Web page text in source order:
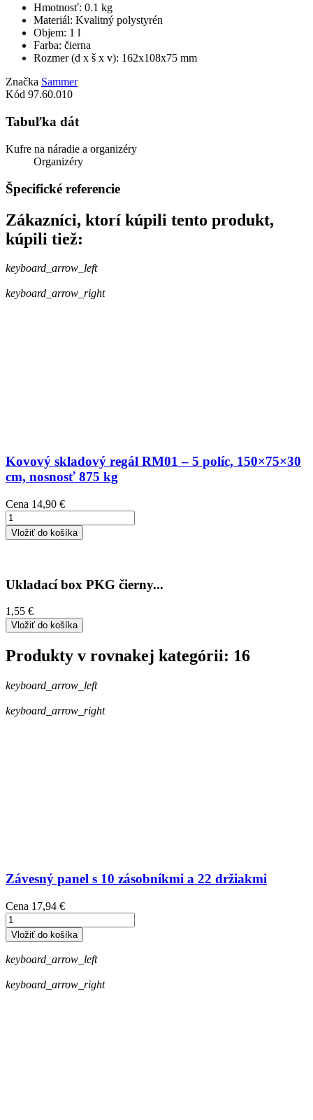
Hmotnosť: 0.1 kg
Materiál: Kvalitný polystyrén
Objem: 1 l
Farba: čierna
Rozmer (d x š x v): 162x108x75 mm
Značka Sammer
Kód 97.60.010
Tabuľka dát
Kufre na náradie a organizéry
Organizéry
Špecifické referencie
Zákazníci, ktorí kúpili tento produkt,
kúpili tiež:
keyboard_arrow_left
keyboard_arrow_right
Kovový skladový regál RM01 – 5 políc, 150×75×30
cm, nosnosť 875 kg
Cena 14,90 €
Vložiť do košíka
Ukladací box PKG čierny...
1,55 €
Vložiť do košíka
Produkty v rovnakej kategórii: 16
keyboard_arrow_left
keyboard_arrow_right
Závesný panel s 10 zásobníkmi a 22 držiakmi
Cena 17,94 €
Vložiť do košíka
keyboard_arrow_left
keyboard_arrow_right